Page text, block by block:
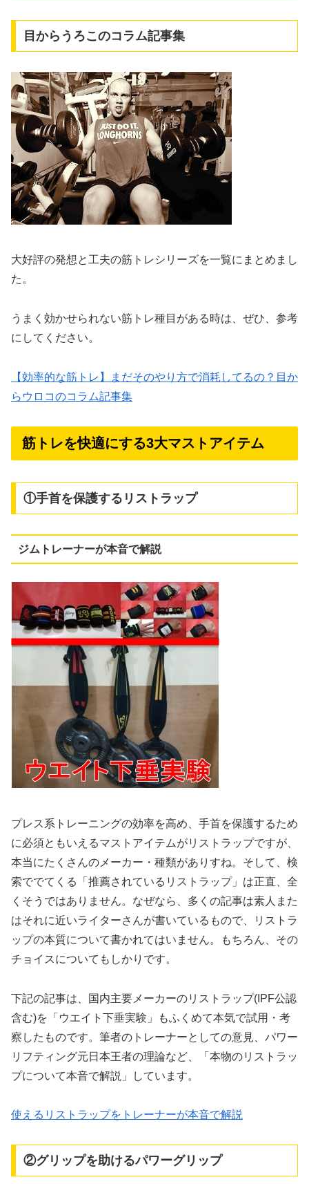
目からうろこのコラム記事集
大好評の発想と工夫の筋トレシリーズを一覧にまとめまし
た。
うまく効かせられない筋トレ種目がある時は、ぜひ、参考
にしてください。
【効率的な筋トレ】まだそのやり方で消耗してるの？目か
らウロコのコラム記事集
筋トレを快適にする3大マストアイテム
①手首を保護するリストラップ
ジムトレーナーが本音で解説
プレス系トレーニングの効率を高め、手首を保護するため
に必須ともいえるマストアイテムがリストラップですが、
本当にたくさんのメーカー・種類がありすね。そして、検
索ででてくる「推薦されているリストラップ」は正直、全
くそうではありません。なぜなら、多くの記事は素人また
はそれに近いライターさんが書いているもので、リストラ
ップの本質について書かれてはいません。もちろん、その
チョイスについてもしかりです。
下記の記事は、国内主要メーカーのリストラップ(IPF公認
含む)を「ウエイト下垂実験」もふくめて本気で試用・考
察したものです。筆者のトレーナーとしての意見、パワー
リフティング元日本王者の理論など、「本物のリストラッ
プについて本音で解説」しています。
使えるリストラップをトレーナーが本音で解説
②グリップを助けるパワーグリップ